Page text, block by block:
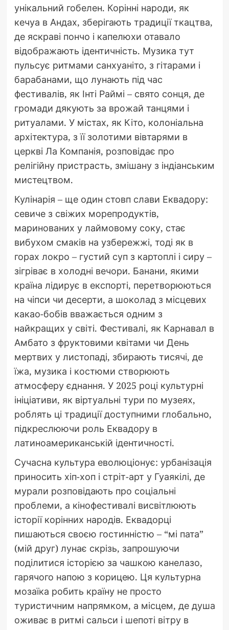
унікальний гобелен. Корінні народи, як
кечуа в Андах, зберігають традиції ткацтва,
де яскраві пончо і капелюхи отавало
відображають ідентичність. Музика тут
пульсує ритмами санхуаніто, з гітарами і
барабанами, що лунають під час
фестивалів, як Інті Раймі – свято сонця, де
громади дякують за врожай танцями і
ритуалами. У містах, як Кіто, колоніальна
архітектура, з її золотими вівтарями в
церкві Ла Компанія, розповідає про
релігійну пристрасть, змішану з індіанським
мистецтвом.
Кулінарія – ще один стовп слави Еквадору:
севиче з свіжих морепродуктів,
маринованих у лаймовому соку, стає
вибухом смаків на узбережжі, тоді як в
горах локро – густий суп з картоплі і сиру –
зігріває в холодні вечори. Банани, якими
країна лідирує в експорті, перетворюються
на чіпси чи десерти, а шоколад з місцевих
какао-бобів вважається одним з
найкращих у світі. Фестивалі, як Карнавал в
Амбато з фруктовими квітами чи День
мертвих у листопаді, збирають тисячі, де
їжа, музика і костюми створюють
атмосферу єднання. У 2025 році культурні
ініціативи, як віртуальні тури по музеях,
роблять ці традиції доступними глобально,
підкреслюючи роль Еквадору в
латиноамериканській ідентичності.
Сучасна культура еволюціонує: урбанізація
приносить хіп-хоп і стріт-арт у Гуаякілі, де
мурали розповідають про соціальні
проблеми, а кінофестивалі висвітлюють
історії корінних народів. Еквадорці
пишаються своєю гостинністю – “мі пата”
(мій друг) лунає скрізь, запрошуючи
поділитися історією за чашкою канелазо,
гарячого напою з корицею. Ця культурна
мозаїка робить країну не просто
туристичним напрямком, а місцем, де душа
оживає в ритмі сальси і шепоті вітру в